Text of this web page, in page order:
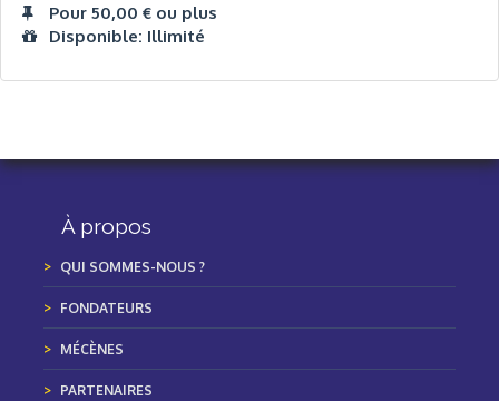
Pour 50,00 € ou plus
Disponible: Illimité
À propos
QUI SOMMES-NOUS ?
FONDATEURS
MÉCÈNES
PARTENAIRES